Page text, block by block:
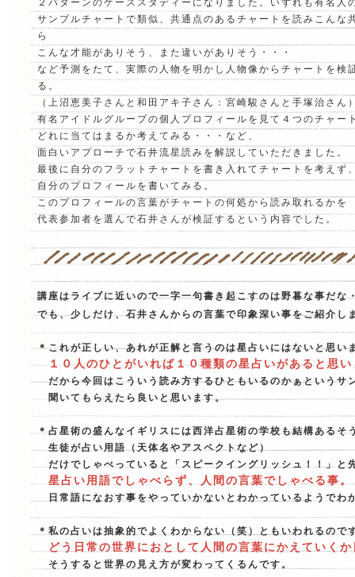
２パターンのケーススタディーになりました。いずれも有名人
サンプルチャートで類似、共通点のあるチャートを読みこんな
ら
こんな才能がありそう、また違いがありそう・・・
など予測をたて、実際の人物を明かし人物像からチャートを検
る。
（上沼恵美子さんと和田アキ子さん：宮崎駿さんと手塚治さん
有名アイドルグループの個人プロフィールを見て４つのチャー
どれに当てはまるか考えてみる・・・など、
面白いアプローチで石井流星読みを解説していただきました。
最後に自分のフラットチャートを書き入れてチャートを考えず
自分のプロフィールを書いてみる。
このプロフィールの言葉がチャートの何処から読み取れるかを
代表参加者を選んで石井さんが検証するという内容でした。
講座はライブに近いので一字一句書き起こすのは野暮な事だな
でも、少しだけ、石井さんからの言葉で印象深い事をご紹介し
＊これが正しい、あれが正解と言うのは星占いにはないと思い
１０人のひとがいれば１０種類の星占いがあると思
だから今回はこういう読み方するひともいるのかぁというサ
聞いてもらえたら良いと思います。
＊占星術の盛んなイギリスには西洋占星術の学校も結構あるそ
生徒が占い用語（天体名やアスペクトなど）
だけでしゃべっていると「スピークイングリッシュ！！」と
星占い用語でしゃべらず、人間の言葉でしゃべる事。
日常語になおす事をやっていかないとわかっているようでわ
＊私の占いは抽象的でよくわからない（笑）ともいわれるの
どう日常の世界におとして人間の言葉にかえていく
そうすると世界の見え方が変わってくるんです。